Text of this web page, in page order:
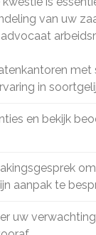
van uw
met
in
en bekijk
aanpak te
uw